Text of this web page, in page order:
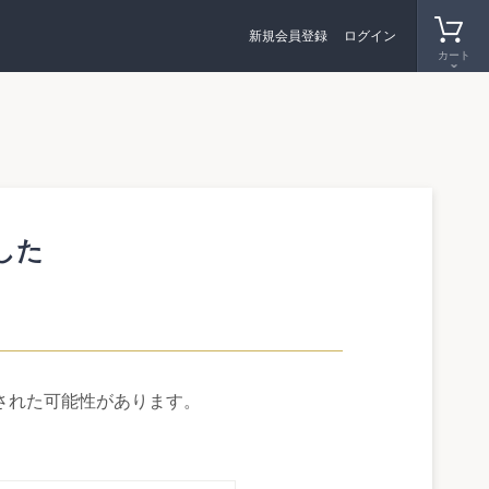
新規会員登録 ログイン
カート
新規会員登録 ログイン
カート
た
た可能性があります。